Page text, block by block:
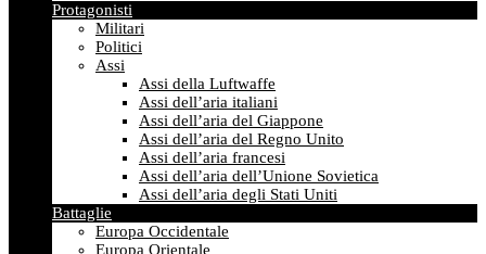
Protagonisti
Militari
Politici
Assi
Assi della Luftwaffe
Assi dell’aria italiani
Assi dell’aria del Giappone
Assi dell’aria del Regno Unito
Assi dell’aria francesi
Assi dell’aria dell’Unione Sovietica
Assi dell’aria degli Stati Uniti
Battaglie
Europa Occidentale
Europa Orientale